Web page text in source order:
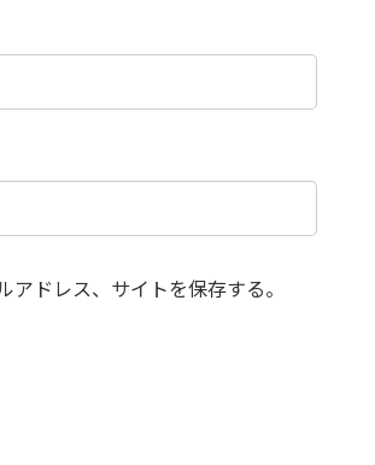
ドレス、サイトを保存する。